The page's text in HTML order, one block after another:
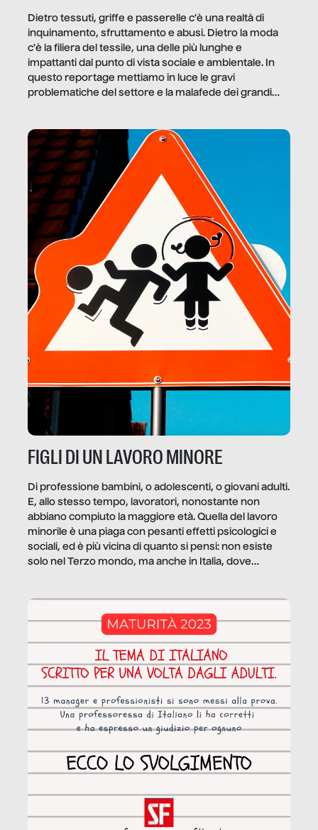
Dietro tessuti, griffe e passerelle c’è una realtà di
inquinamento, sfruttamento e abusi. Dietro la moda
c’è la filiera del tessile, una delle più lunghe e
impattanti dal punto di vista sociale e ambientale. In
questo reportage mettiamo in luce le gravi
problematiche del settore e la malafede dei grandi
FIGLI DI UN LAVORO MINORE
Di professione bambini, o adolescenti, o giovani adulti.
E, allo stesso tempo, lavoratori, nonostante non
abbiano compiuto la maggiore età. Quella del lavoro
minorile è una piaga con pesanti effetti psicologici e
sociali, ed è più vicina di quanto si pensi: non esiste
solo nel Terzo mondo, ma anche in Italia, dove